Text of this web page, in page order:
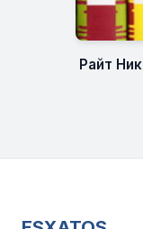
Райт